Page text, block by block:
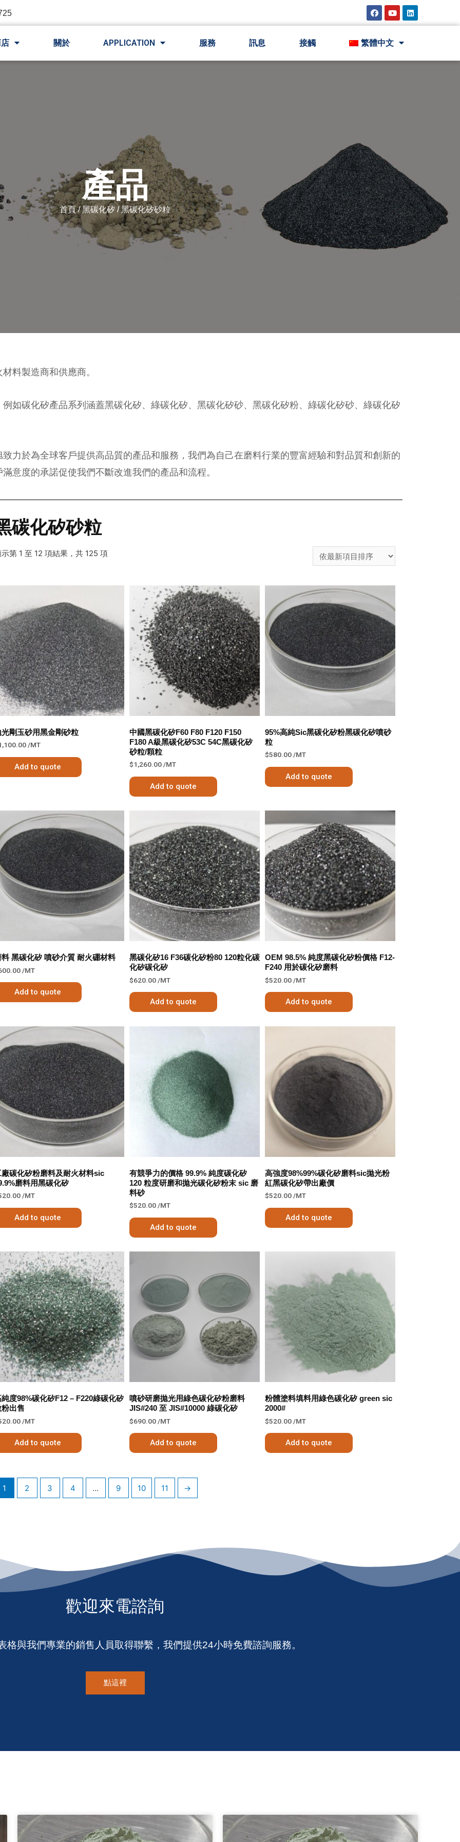
關於 APPLICATION 服務 訊息 接觸 繁體中文
產品
首頁/黑碳化矽 / 黑碳化矽砂粒
料製造商和供應商。
如碳化矽產品系列涵蓋黑碳化矽、綠碳化矽、黑碳化矽砂、黑碳化矽粉、綠碳化矽砂、綠碳化矽
力於為全球客戶提供高品質的產品和服務，我們為自己在磨料行業的豐富經驗和對品質和創新的
意度的承諾促使我們不斷改進我們的產品和流程。
碳化矽砂粒
第 1 至 12 項結果，共 125 項
剛玉砂用黑金剛砂粒
/MT
Add to quote
中國黑碳化矽F60 F80 F120 F150
F180 A級黑碳化矽53C 54C黑碳化矽
砂粒/顆粒
$1,260.00/MT
Add to quote
95%高純Sic黑碳化矽粉黑碳化矽噴砂
粒
$580.00/MT
Add to quote
黑碳化矽 噴砂介質 耐火硼材料
/MT
Add to quote
黑碳化矽16 F36碳化矽粉80 120粒化碳
化矽碳化矽
$620.00/MT
Add to quote
OEM 98.5% 純度黑碳化矽粉價格 F12-
F240 用於碳化矽磨料
$520.00 /MT
Add to quote
碳化矽粉磨料及耐火材料sic
磨料用黑碳化矽
/MT
Add to quote
有競爭力的價格 99.9% 純度碳化矽
120 粒度研磨和拋光碳化矽粉末 sic 磨
料砂
$520.00/MT
Add to quote
高強度98%99%碳化矽磨料sic拋光粉
紅黑碳化矽帶出廠價
$520.00/MT
Add to quote
度98%碳化矽F12 – F220綠碳化矽
出售
/MT
Add to quote
噴砂研磨拋光用綠色碳化矽粉磨料
JIS#240 至 JIS#10000 綠碳化矽
$690.00/MT
Add to quote
粉體塗料填料用綠色碳化矽 green sic
2000#
$520.00 /MT
Add to quote
1 2 3 4 ... 9 10 11 →
歡迎來電諮詢
格與我們專業的銷售人員取得聯繫，我們提供24小時免費諮詢服務。
點這裡